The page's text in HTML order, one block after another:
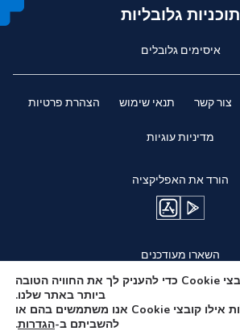
תוכניות גלובליות
איסימים גלובלים
צור קשר תנאי שימוש הצהרת פרטיות
מדיניות עוגיות
הורד את האפליקציה
השארו מעודכנים
אנו משתמשים בקובצי Cookie כדי להעניק לך את החוויה הטובה
ביותר באתר שלנו.
באפשרותך לגלות אילו קובצי Cookie אנו משתמשים בהם או
להשביתם ב-הגדרות.